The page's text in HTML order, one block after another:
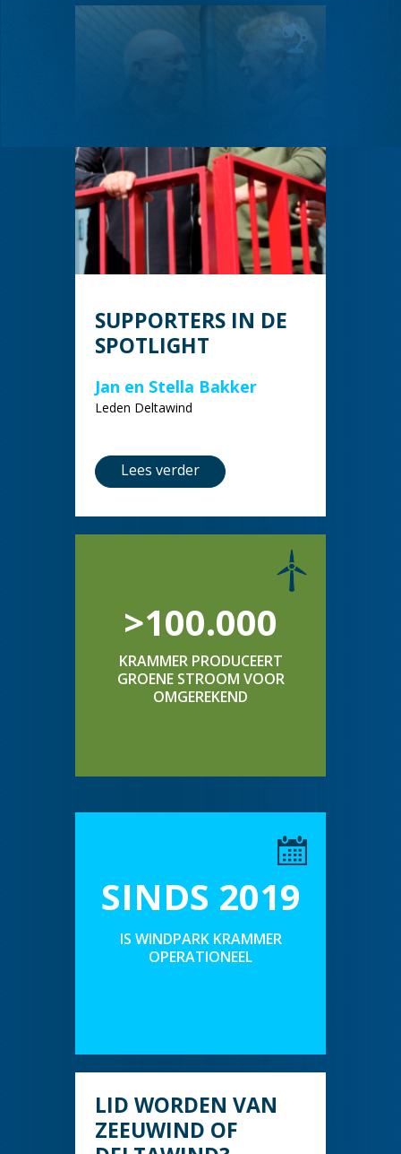
SUPPORTERS IN DE
SPOTLIGHT
Jan en Stella Bakker
Leden Deltawind
Lees verder
>100.000
KRAMMER PRODUCEERT
GROENE STROOM VOOR
OMGEREKEND
SINDS 2019
IS WINDPARK KRAMMER
OPERATIONEEL
LID WORDEN VAN
ZEEUWIND OF